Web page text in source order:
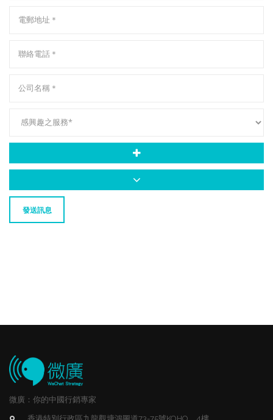
發送訊息
微廣：你的中國行銷專家